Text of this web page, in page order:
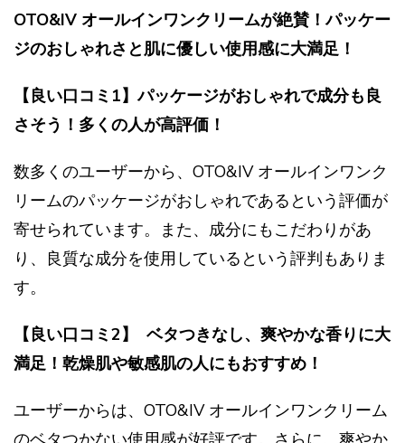
OTO&IV オールインワンクリームが絶賛！パッケー
ジのおしゃれさと肌に優しい使用感に大満足！
【良い口コミ1】パッケージがおしゃれで成分も良
さそう！多くの人が高評価！
数多くのユーザーから、OTO&IV オールインワンク
リームのパッケージがおしゃれであるという評価が
寄せられています。また、成分にもこだわりがあ
り、良質な成分を使用しているという評判もありま
す。
【良い口コミ2】 ベタつきなし、爽やかな香りに大
満足！乾燥肌や敏感肌の人にもおすすめ！
ユーザーからは、OTO&IV オールインワンクリーム